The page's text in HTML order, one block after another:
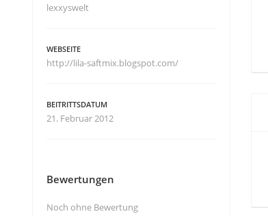
lexxyswelt
WEBSEITE
http://lila-saftmix.blogspot.com/
BEITRITTSDATUM
21. Februar 2012
Bewertungen
Noch ohne Bewertung